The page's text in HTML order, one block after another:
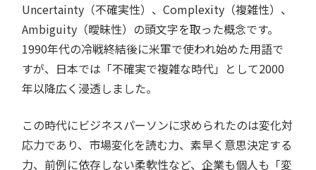
Uncertainty（不確実性）、Complexity（複雑性）、
Ambiguity（曖昧性）の頭文字を取った概念です。
1990年代の冷戦終結後に米軍で使われ始めた用語で
すが、日本では「不確実で複雑な時代」として2000
年以降広く浸透しました。
この時代にビジネスパーソンに求められたのは変化対
応力であり、市場変化を読む力、素早く意思決定する
力、前例に依存しない柔軟性など、企業も個人も「変